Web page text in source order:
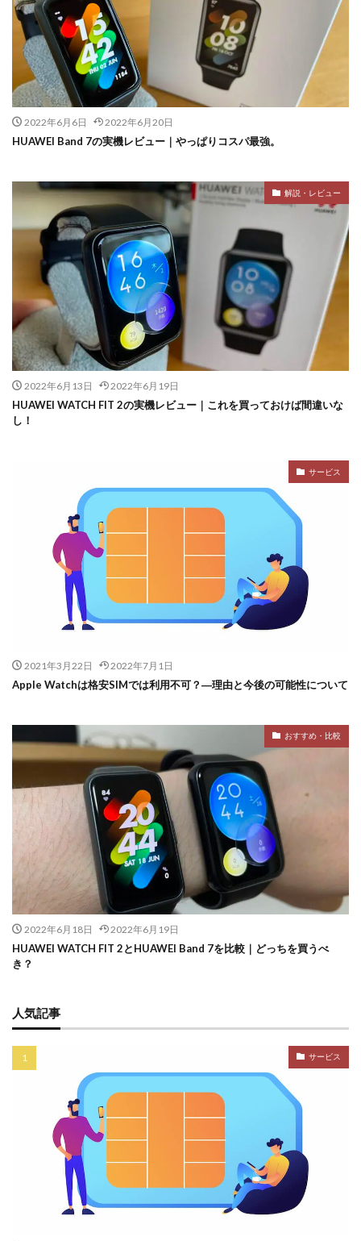
2022年6月6日 2022年6月20日
HUAWEI Band 7の実機レビュー｜やっぱりコスパ最強。
解説・レビュー
2022年6月13日 2022年6月19日
HUAWEI WATCH FIT 2の実機レビュー｜これを買っておけば間違いな
し！
サービス
2021年3月22日 2022年7月1日
Apple Watchは格安SIMでは利用不可？―理由と今後の可能性について
おすすめ・比較
2022年6月18日 2022年6月19日
HUAWEI WATCH FIT 2とHUAWEI Band 7を比較｜どっちを買うべ
き？
人気記事
サービス